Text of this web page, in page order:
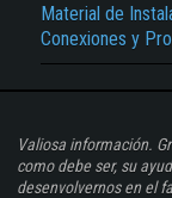
Material de
Conexiones y
Valiosa información.
como debe ser, su
desenvolvernos en el